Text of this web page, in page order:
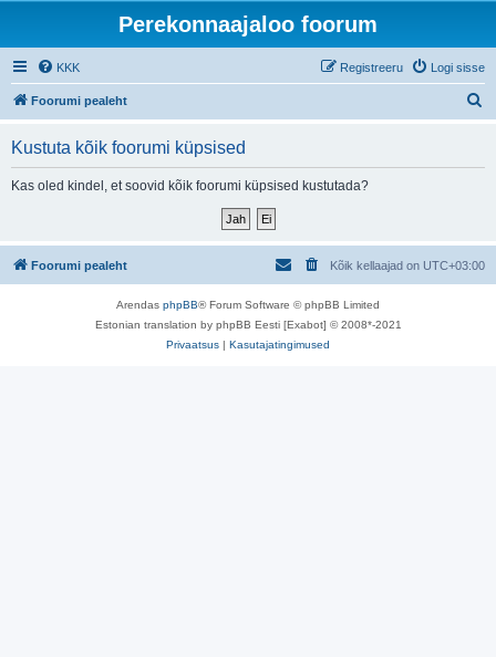
Perekonnaajaloo foorum
KKK Logi sisse
Registreeru
Foorumi pealeht
Kustuta kõik foorumi küpsised
Kas oled kindel, et soovid kõik foorumi küpsised kustutada?
Foorumi pealeht Kõik kellaajad on UTC+03:00
Arendas phpBB® Forum Software © phpBB Limited
Estonian translation by phpBB Eesti [Exabot] © 2008*-2021
Privaatsus | Kasutajatingimused